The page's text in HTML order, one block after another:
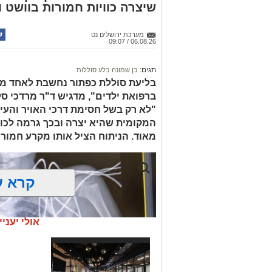
החשודים הועברו לחקירה, ובית
לתאריך 6.8.26.
בפעילות נוספת של בלשי תחנת בית
בסחר בסמים, זוהו על פי החשד שתי
העיר ירושלים נעצרה והועברה להמשיך
מעצרם של החשודים הוארך בבית המשפט.
שיצרה כוויות חמורות בוושט
מערכת ירושלים נט
06.08.26 / 09:07
תגים: בן שמונה בלע סוללות
בליעת סוללת כפתור נחשבת לאחד
ברפואת ילדים", מדגיש ד"ר מרדכי
"לא רק בשל חסימת דרכי האויר
המקומית שהיא יצרה ובכך גרמה
מאוד. הניתוח הציל אותו מקרע
קרא
אולי